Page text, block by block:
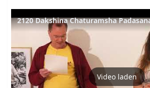
2120 Dakshina Chaturamsha
Video laden